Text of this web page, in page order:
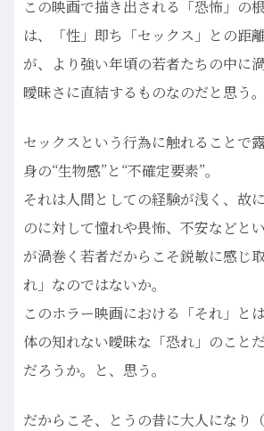
この映画で描き出される「恐怖」の
は、「性」即ち「セックス」との距
が、より強い年頃の若者たちの中に
曖昧さに直結するものなのだと思う。
セックスという行為に触れることで
身の“生物感”と“不確定要素”。
それは人間としての経験が浅く、故
のに対して憧れや畏怖、不安などと
が渦巻く若者だからこそ鋭敏に感じ
れ」なのではないか。
このホラー映画における「それ」と
体の知れない曖昧な「恐れ」のこと
だろうか。と、思う。
だからこそ、とうの昔に大人になり